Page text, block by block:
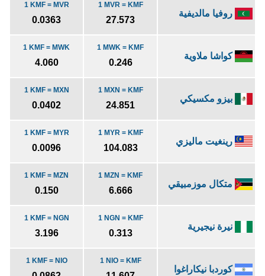
روفيا مالديفية
1 MVR = KMF
27.573
1 KMF = MVR
0.0363
كواشا ملاوية
1 MWK = KMF
0.246
1 KMF = MWK
4.060
بيزو مكسيكي
1 MXN = KMF
24.851
1 KMF = MXN
0.0402
رينغيت ماليزي
1 MYR = KMF
104.083
1 KMF = MYR
0.0096
متكال موزمبيقي
1 MZN = KMF
6.666
1 KMF = MZN
0.150
نيرة نيجيرية
1 NGN = KMF
0.313
1 KMF = NGN
3.196
كوردبا نيكاراغوا
1 NIO = KMF
1 KMF = NIO